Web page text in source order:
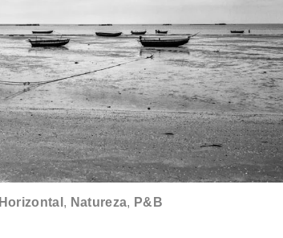
Horizontal , Natureza, P&B